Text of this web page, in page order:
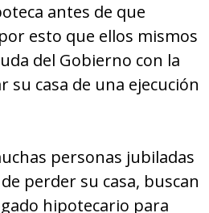
antes de que
esto que ellos mismos
del Gobierno con la
su casa de una ejecución
personas jubiladas
perder su casa, buscan
hipotecario para